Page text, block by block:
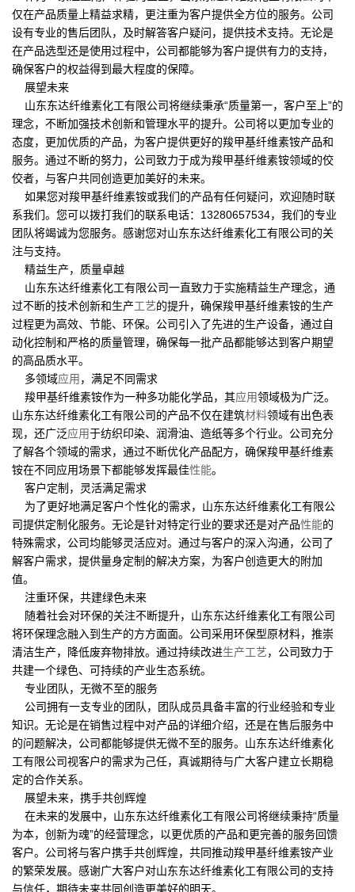
仅在产品质量上精益求精，更注重为客户提供全方位的服务。公司
设有专业的售后团队，及时解答客户疑问，提供技术支持。无论是
在产品选型还是使用过程中，公司都能够为客户提供有力的支持，
确保客户的权益得到最大程度的保障。
展望未来
山东东达纤维素化工有限公司将继续秉承“质量第一，客户至上”的
理念，不断加强技术创新和管理水平的提升。公司将以更加专业的
态度，更加优质的产品，为客户提供更好的羧甲基纤维素铵产品和
服务。通过不断的努力，公司致力于成为羧甲基纤维素铵领域的佼
佼者，与客户共同创造更加美好的未来。
如果您对羧甲基纤维素铵或我们的产品有任何疑问，欢迎随时联
系我们。您可以拨打我们的联系电话：13280657534，我们的专业
团队将竭诚为您服务。感谢您对山东东达纤维素化工有限公司的关
注与支持。
精益生产，质量卓越
山东东达纤维素化工有限公司一直致力于实施精益生产理念，通
过不断的技术创新和生产工艺的提升，确保羧甲基纤维素铵的生产
过程更为高效、节能、环保。公司引入了先进的生产设备，通过自
动化控制和严格的质量管理，确保每一批产品都能够达到客户期望
的高品质水平。
多领域应用，满足不同需求
羧甲基纤维素铵作为一种多功能化学品，其应用领域极为广泛。
山东东达纤维素化工有限公司的产品不仅在建筑材料领域有出色表
现，还广泛应用于纺织印染、润滑油、造纸等多个行业。公司充分
了解各个领域的需求，通过不断优化产品配方，确保羧甲基纤维素
铵在不同应用场景下都能够发挥最佳性能。
客户定制，灵活满足需求
为了更好地满足客户个性化的需求，山东东达纤维素化工有限公
司提供定制化服务。无论是针对特定行业的要求还是对产品性能的
特殊需求，公司均能够灵活应对。通过与客户的深入沟通，公司了
解客户需求，提供量身定制的解决方案，为客户创造更大的附加
值。
注重环保，共建绿色未来
随着社会对环保的关注不断提升，山东东达纤维素化工有限公司
将环保理念融入到生产的方方面面。公司采用环保型原材料，推崇
清洁生产，降低废弃物排放。通过持续改进生产工艺，公司致力于
共建一个绿色、可持续的产业生态系统。
专业团队，无微不至的服务
公司拥有一支专业的团队，团队成员具备丰富的行业经验和专业
知识。无论是在销售过程中对产品的详细介绍，还是在售后服务中
的问题解决，公司都能够提供无微不至的服务。山东东达纤维素化
工有限公司视客户的需求为己任，真诚期待与广大客户建立长期稳
定的合作关系。
展望未来，携手共创辉煌
在未来的发展中，山东东达纤维素化工有限公司将继续秉持“质量
为本，创新为魂”的经营理念，以更优质的产品和更完善的服务回馈
客户。公司将与客户携手共创辉煌，共同推动羧甲基纤维素铵产业
的繁荣发展。感谢广大客户对山东东达纤维素化工有限公司的支持
与信任，期待未来共同创造更美好的明天。